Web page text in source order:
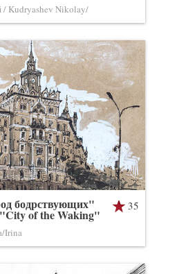
/ Kudryashev Nikolay/
35
бодрствующих"
of the Waking"
Irina